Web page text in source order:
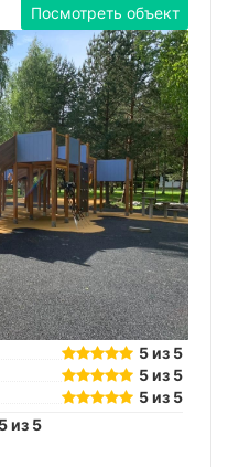
Посмотреть объект
5 из 5
5 из 5
5 из 5
5 из 5